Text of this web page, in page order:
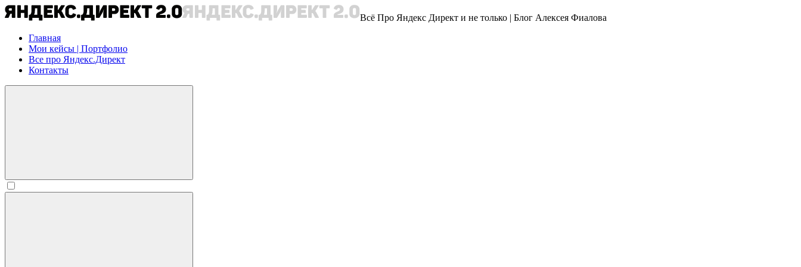
Всё Про Яндекс Директ и не только | Блог Алексея Фиалова
Главная
Мои кейсы | Портфолио
Все про Яндекс.Директ
Контакты